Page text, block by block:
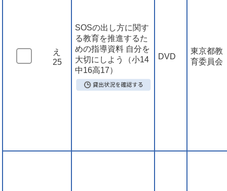
え
25
SOSの出し方に関す
る教育を推進するた
めの指導資料 自分を
大切にしよう（小14
中16高17）
DVD
東京都教
育委員会